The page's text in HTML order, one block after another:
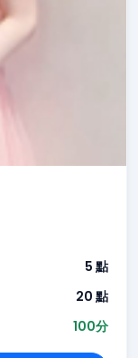
5 點
20 點
100分